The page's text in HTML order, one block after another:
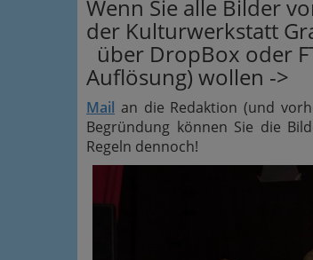
Wenn Sie alle Bilder
der Kulturwerkstatt
über DropBox oder
Auflösung) wollen ->
Mail an die Redaktion (und
Begründung können Sie die
Regeln dennoch!